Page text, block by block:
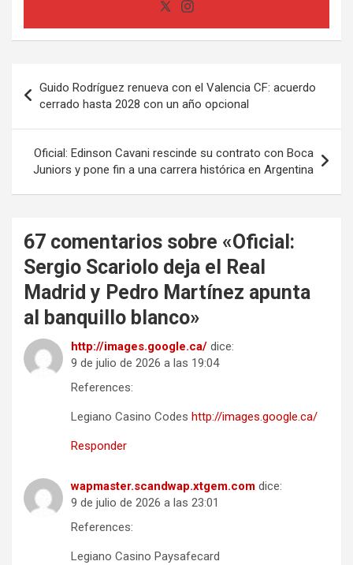
de
entradas
Guido Rodríguez renueva con el Valencia CF: acuerdo
cerrado hasta 2028 con un año opcional
Oficial: Edinson Cavani rescinde su contrato con Boca
Juniors y pone fin a una carrera histórica en Argentina
67 comentarios sobre «Oficial:
Sergio Scariolo deja el Real
Madrid y Pedro Martínez apunta
al banquillo blanco»
http://images.google.ca/ dice:
9 de julio de 2026 a las 19:04
References:
Legiano Casino Codes http://images.google.ca/
Responder
wapmaster.scandwap.xtgem.com dice:
9 de julio de 2026 a las 23:01
References:
Legiano Casino Paysafecard